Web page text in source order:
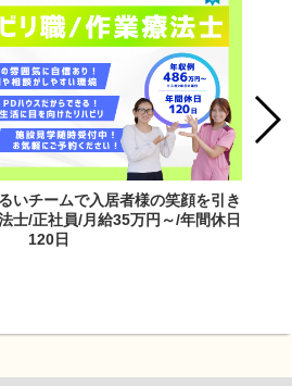
いチームで入居者様の笑顔を引き
士/正社員/月給35万円～/年間休日
120日